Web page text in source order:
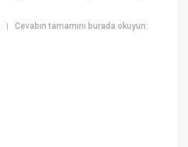
|Cevabın tamamını burada okuyun: